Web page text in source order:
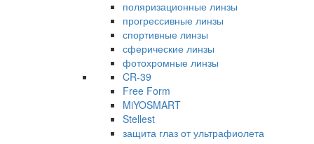
поляризационные линзы
прогрессивные линзы
спортивные линзы
сферические линзы
фотохромные линзы
CR-39
Free Form
MiYOSMART
Stellest
защита глаз от ультрафиолета